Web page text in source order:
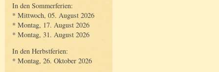
In den Sommerferien:
* Mittwoch, 05. August 2026
* Montag, 17. August 2026
* Montag, 31. August 2026
In den Herbstferien:
* Montag, 26. Oktober 2026